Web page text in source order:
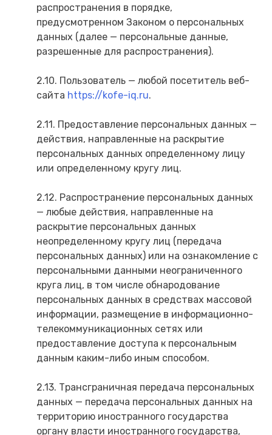
распространения в порядке,
предусмотренном Законом о персональных
данных (далее — персональные данные,
разрешенные для распространения).
2.10. Пользователь — любой посетитель веб-
сайта https://kofe-iq.ru.
2.11. Предоставление персональных данных —
действия, направленные на раскрытие
персональных данных определенному лицу
или определенному кругу лиц.
2.12. Распространение персональных данных
— любые действия, направленные на
раскрытие персональных данных
неопределенному кругу лиц (передача
персональных данных) или на ознакомление с
персональными данными неограниченного
круга лиц, в том числе обнародование
персональных данных в средствах массовой
информации, размещение в информационно-
телекоммуникационных сетях или
предоставление доступа к персональным
данным каким-либо иным способом.
2.13. Трансграничная передача персональных
данных — передача персональных данных на
территорию иностранного государства
органу власти иностранного государства,